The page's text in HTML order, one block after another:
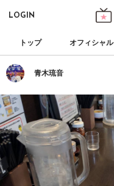
LOGIN
トップ オフィシャル
青木琉音